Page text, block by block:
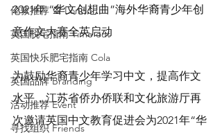
伦敦推荐 🎡 London
英国脱宅指南 Time out
英国快乐肥宅指南 Cola
英国品牌 Branding
活动推荐 Event
寻找组织 Friends
2021年 “华文创想曲”海外华裔青少年创
意作文大赛全英启动
为鼓励华裔青少年学习中文，提高作文
水平，江苏省侨办侨联和文化旅游厅再
次邀请英国中文教育促进会为2021年“华